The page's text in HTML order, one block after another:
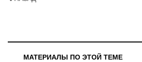
МАТЕРИАЛЫ ПО ЭТОЙ ТЕМЕ